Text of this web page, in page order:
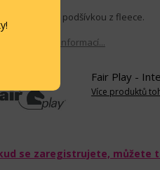
čelenka s podšívkou z fleece.
Více informací...
Fair Play -
Více produktů
se zaregistrujete, můžete